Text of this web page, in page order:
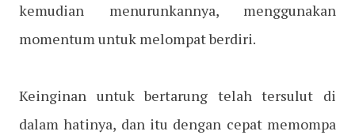
kemudian menurunkannya, menggunakan
momentum untuk melompat berdiri.
Keinginan untuk bertarung telah tersulut di
dalam hatinya, dan itu dengan cepat memompa